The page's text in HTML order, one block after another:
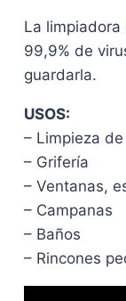
La
99,9% de
guardarla.
USOS:
– Limpieza
– Grifería
– Ventanas,
– Campanas
– Baños
– Rincones